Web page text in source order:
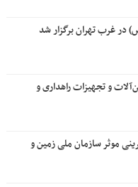
در غرب تهران برگزار شد
ماشین‌آلات و تجهیزات راهداری و
موثر سازمان ملی زمین و